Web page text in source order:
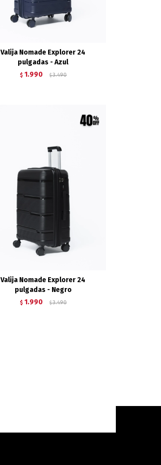
Valija Nomade Explorer 24
pulgadas - Azul
$ 1.990 $ 3.490
Valija Nomade Explorer 24
pulgadas - Negro
$ 1.990 $ 3.490